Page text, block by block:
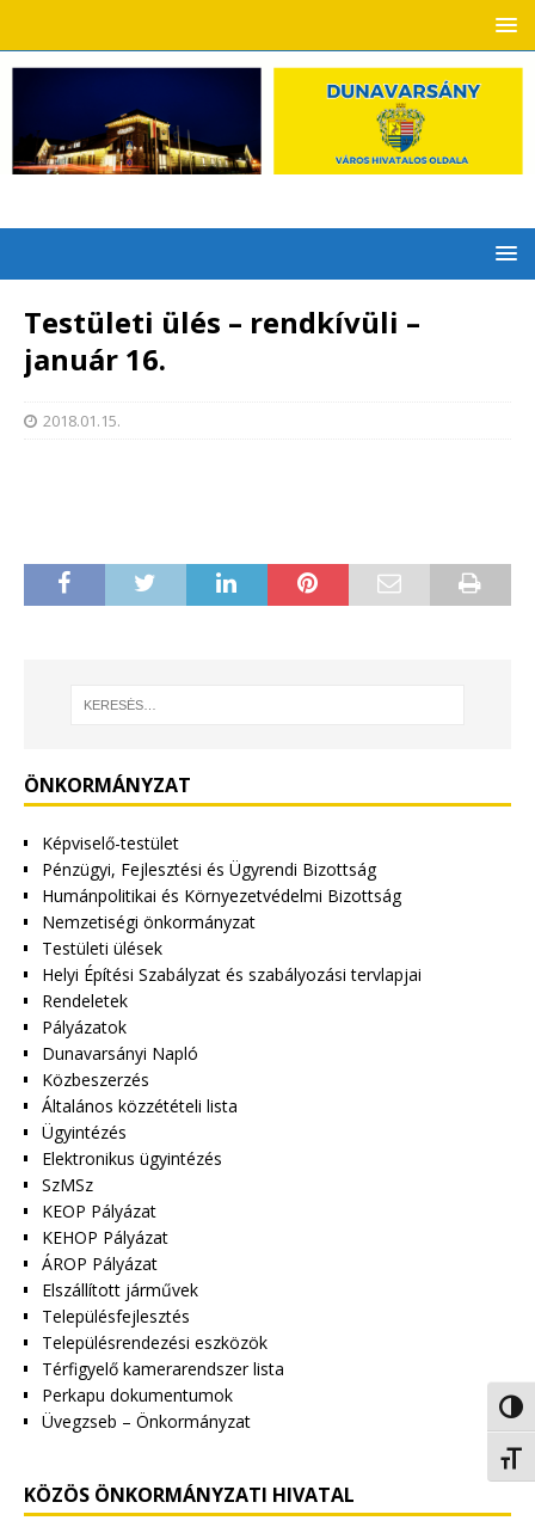
Testületi ülés – rendkívüli –
január 16.
2018.01.15.
ÖNKORMÁNYZAT
Képviselő-testület
Pénzügyi, Fejlesztési és Ügyrendi Bizottság
Humánpolitikai és Környezetvédelmi Bizottság
Nemzetiségi önkormányzat
Testületi ülések
Helyi Építési Szabályzat és szabályozási tervlapjai
Rendeletek
Pályázatok
Dunavarsányi Napló
Közbeszerzés
Általános közzétételi lista
Ügyintézés
Elektronikus ügyintézés
SzMSz
KEOP Pályázat
KEHOP Pályázat
ÁROP Pályázat
Elszállított járművek
Településfejlesztés
Településrendezési eszközök
Térfigyelő kamerarendszer lista
Perkapu dokumentumok
Üvegzseb – Önkormányzat
KÖZÖS ÖNKORMÁNYZATI HIVATAL